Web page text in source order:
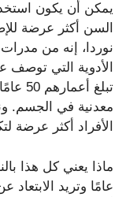
يمكن أن يكون
السن أكثر عرضة
نوردا، إنه من
الأدوية التي توصف
تبلغ
معدنية في الجسم.
الأفراد أكثر عرضة
عامًا وتريد